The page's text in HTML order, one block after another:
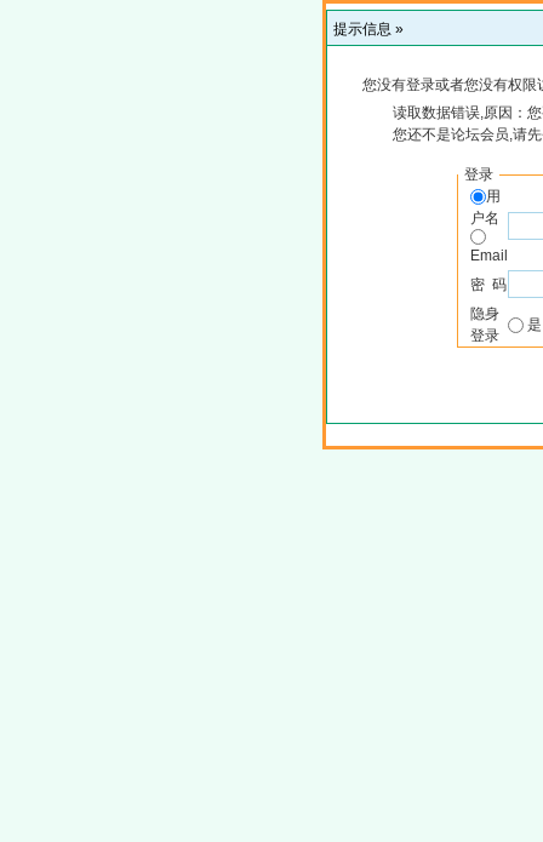
提示信息 »
您没有登录或者您没有权
读取数据错误,原因：
您还不是论坛会员,请
登录
用
户名
Email
密 码
隐身
登录